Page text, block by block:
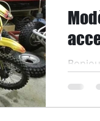
traiter